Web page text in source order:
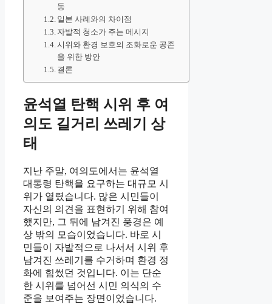
동
일본 사례와의 차이점
자발적 청소가 주는 메시지
시위와 환경 보호의 조화로운 공존
을 위한 방안
결론
윤석열 탄핵 시위 후 여
의도 길거리 쓰레기 상
태
지난 주말, 여의도에서는 윤석열
대통령 탄핵을 요구하는 대규모 시
위가 열렸습니다. 많은 시민들이
자신의 의견을 표현하기 위해 참여
했지만, 그 뒤에 남겨진 풍경은 예
상 밖의 모습이었습니다. 바로 시
민들이 자발적으로 나서서 시위 후
남겨진 쓰레기를 수거하며 환경 정
화에 힘썼던 것입니다. 이는 단순
한 시위를 넘어선 시민 의식의 수
준을 보여주는 장면이었습니다.